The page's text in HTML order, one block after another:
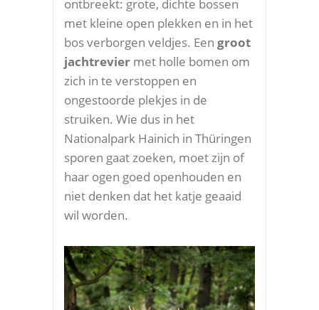
ontbreekt: grote, dichte bossen
met kleine open plekken en in het
bos verborgen veldjes. Een groot
jachtrevier met holle bomen om
zich in te verstoppen en
ongestoorde plekjes in de
struiken. Wie dus in het
Nationalpark Hainich in Thüringen
sporen gaat zoeken, moet zijn of
haar ogen goed openhouden en
niet denken dat het katje geaaid
wil worden.